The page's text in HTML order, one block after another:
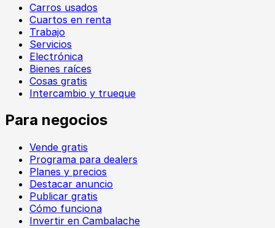
Carros usados
Cuartos en renta
Trabajo
Servicios
Electrónica
Bienes raíces
Cosas gratis
Intercambio y trueque
Para negocios
Vende gratis
Programa para dealers
Planes y precios
Destacar anuncio
Publicar gratis
Cómo funciona
Invertir en Cambalache